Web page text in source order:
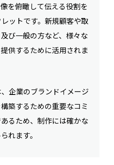
を俯瞰して伝える役割を
ットです。新規顧客や取
び一般の方など、様々な
供するために活用されま
企業のブランドイメージ
築するための重要なコミ
るため、制作には確かな
れます。